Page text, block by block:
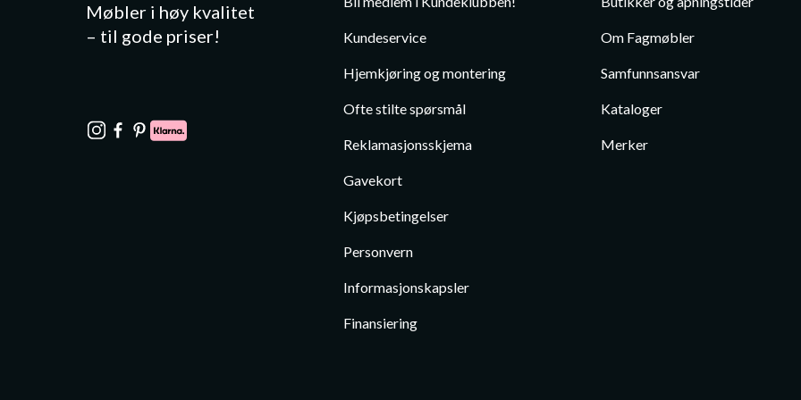
Møbler i høy kvalitet
– til gode priser!
Kundeservice
Hjemkjøring og montering
Ofte stilte spørsmål
Reklamasjonsskjema
Gavekort
Kjøpsbetingelser
Personvern
Informasjonskapsler
Finansiering
Om Fagmøbler
Samfunnsansvar
Kataloger
Merker